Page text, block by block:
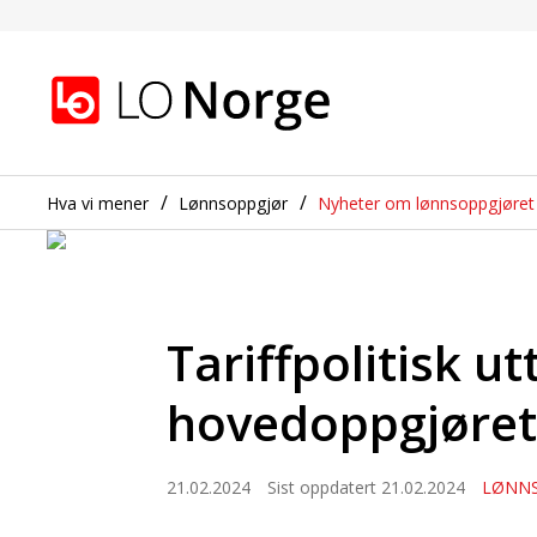
Hva vi mener Lønnsoppgjør Nyheter om lønnsoppgjøret
Tariffpolitisk
21.02.2024 Sist oppdatert 21.02.2024